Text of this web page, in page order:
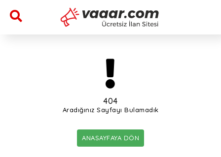
404
Aradığınız Sayfayı Bulamadık
ANASAYFAYA DÖN